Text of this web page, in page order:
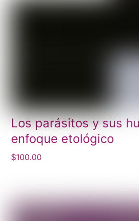
Los parásitos y sus
enfoque etológico
$100.00